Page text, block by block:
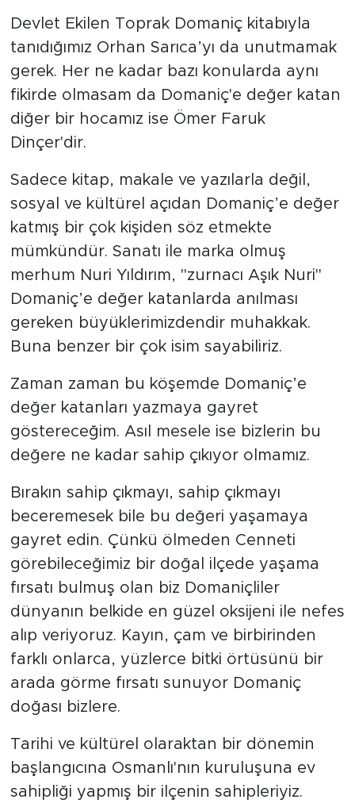
Devlet Ekilen Toprak Domaniç kitabıyla
tanıdığımız Orhan Sarıca’yı da unutmamak
gerek. Her ne kadar bazı konularda aynı
fikirde olmasam da Domaniç'e değer katan
diğer bir hocamız ise Ömer Faruk
Dinçer'dir.
Sadece kitap, makale ve yazılarla değil,
sosyal ve kültürel açıdan Domaniç’e değer
katmış bir çok kişiden söz etmekte
mümkündür. Sanatı ile marka olmuş
merhum Nuri Yıldırım, "zurnacı Aşık Nuri"
Domaniç’e değer katanlarda anılması
gereken büyüklerimizdendir muhakkak.
Buna benzer bir çok isim sayabiliriz.
Zaman zaman bu köşemde Domaniç’e
değer katanları yazmaya gayret
göstereceğim. Asıl mesele ise bizlerin bu
değere ne kadar sahip çıkıyor olmamız.
Bırakın sahip çıkmayı, sahip çıkmayı
beceremesek bile bu değeri yaşamaya
gayret edin. Çünkü ölmeden Cenneti
görebileceğimiz bir doğal ilçede yaşama
fırsatı bulmuş olan biz Domaniçliler
dünyanın belkide en güzel oksijeni ile nefes
alıp veriyoruz. Kayın, çam ve birbirinden
farklı onlarca, yüzlerce bitki örtüsünü bir
arada görme fırsatı sunuyor Domaniç
doğası bizlere.
Tarihi ve kültürel olaraktan bir dönemin
başlangıcına Osmanlı'nın kuruluşuna ev
sahipliği yapmış bir ilçenin sahipleriyiz.